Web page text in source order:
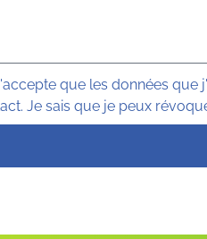
que les données
Je sais que je peux